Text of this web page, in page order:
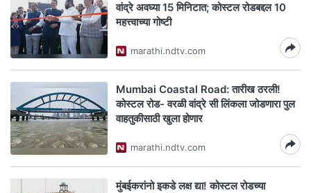
वांद्रे अवघ्या 15 मिनिटात; कोस्टल रोडबद्दल 10
महत्त्वाच्या गोष्टी
marathi.ndtv.com
Mumbai Coastal Road: तारीख ठरली!
कोस्टल रोड- वरळी वांद्रे सी लिंकला जोडणारा पुल
वाहतुकीसाठी खुला होणार
marathi.ndtv.com
मुंबईकरांनो इकडे लक्ष द्या! कोस्टल रोडच्या